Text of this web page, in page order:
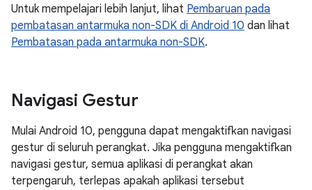
Untuk mempelajari lebih lanjut, lihat Pembaruan pada
pembatasan antarmuka non-SDK di Android 10 dan lihat
Pembatasan pada antarmuka non-SDK.
Navigasi Gestur
Mulai Android 10, pengguna dapat mengaktifkan navigasi
gestur di seluruh perangkat. Jika pengguna mengaktifkan
navigasi gestur, semua aplikasi di perangkat akan
terpengaruh, terlepas apakah aplikasi tersebut